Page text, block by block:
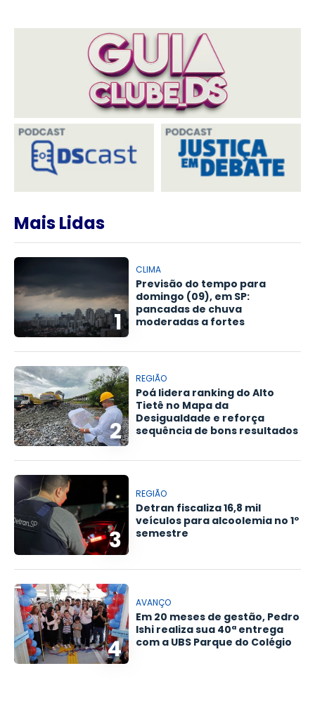
Mais Lidas
1
CLIMA
Previsão do tempo para
domingo (09), em SP:
pancadas de chuva
moderadas a fortes
2
REGIÃO
Poá lidera ranking do Alto
Tietê no Mapa da
Desigualdade e reforça
sequência de bons resultados
3
REGIÃO
Detran fiscaliza 16,8 mil
veículos para alcoolemia no 1º
semestre
4
AVANÇO
Em 20 meses de gestão, Pedro
Ishi realiza sua 40ª entrega
com a UBS Parque do Colégio